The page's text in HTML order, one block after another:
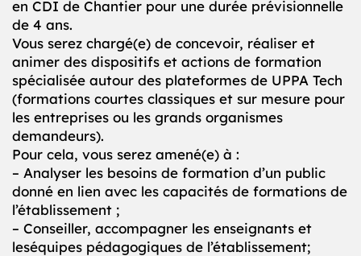
en CDI de Chantier pour une durée prévisionnelle
de 4 ans.
Vous serez chargé(e) de concevoir, réaliser et
animer des dispositifs et actions de formation
spécialisée autour des plateformes de UPPA Tech
(formations courtes classiques et sur mesure pour
les entreprises ou les grands organismes
demandeurs).
Pour cela, vous serez amené(e) à :
– Analyser les besoins de formation d’un public
donné en lien avec les capacités de formations de
l’établissement ;
– Conseiller, accompagner les enseignants et
leséquipes pédagogiques de l’établissement;